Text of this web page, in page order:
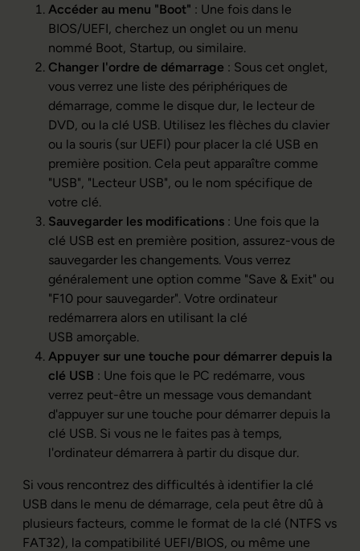
Accéder au menu "Boot" : Une fois dans le
BIOS/UEFI, cherchez un onglet ou un menu
nommé Boot, Startup, ou similaire.
Changer l'ordre de démarrage : Sous cet onglet,
vous verrez une liste des périphériques de
démarrage, comme le disque dur, le lecteur de
DVD, ou la clé USB. Utilisez les flèches du clavier
ou la souris (sur UEFI) pour placer la clé USB en
première position. Cela peut apparaître comme
"USB", "Lecteur USB", ou le nom spécifique de
votre clé.
Sauvegarder les modifications : Une fois que la
clé USB est en première position, assurez-vous de
sauvegarder les changements. Vous verrez
généralement une option comme "Save & Exit" ou
"F10 pour sauvegarder". Votre ordinateur
redémarrera alors en utilisant la clé
USB amorçable.
Appuyer sur une touche pour démarrer depuis la
clé USB : Une fois que le PC redémarre, vous
verrez peut-être un message vous demandant
d'appuyer sur une touche pour démarrer depuis la
clé USB. Si vous ne le faites pas à temps,
l'ordinateur démarrera à partir du disque dur.
Si vous rencontrez des difficultés à identifier la clé
USB dans le menu de démarrage, cela peut être dû à
plusieurs facteurs, comme le format de la clé (NTFS vs
FAT32), la compatibilité UEFI/BIOS, ou même une